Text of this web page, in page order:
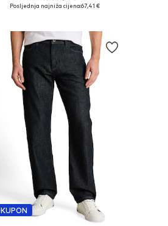
Dostupno u više veličina
Posljednja najniža cijena:67,41 €
KUPON